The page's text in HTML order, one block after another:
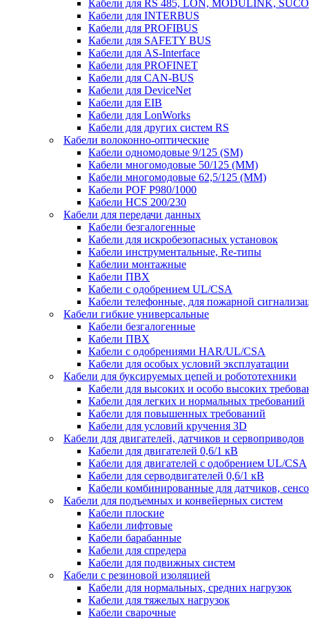
Кабели для RS 485, LON, MODULINK,
Кабели для INTERBUS
Кабели для PROFIBUS
Кабели для SAFETY BUS
Кабели для AS-Interface
Кабели для PROFINET
Кабели для CAN-BUS
Кабели для DeviceNet
Кабели для EIB
Кабели для LonWorks
Кабели для других систем RS
Кабели волоконно-оптические
Кабели одномодовые 9/125 (SM)
Кабели многомодовые 50/125 (ММ)
Кабели многомодовые 62,5/125 (ММ)
Кабели POF P980/1000
Кабели HCS 200/230
Кабели для передачи данных
Кабели безгалогенные
Кабели для искробезопасных установок
Кабели инструментальные, Re-типы
Кабелии монтажные
Кабели ПВХ
Кабели с одобрением UL/CSA
Кабели телефонные, для пожарной
Кабели гибкие универсальные
Кабели безгалогенные
Кабели ПВХ
Кабели с одобрениями HAR/UL/CSA
Кабели для особых условий эксплуатации
Кабели для буксируемых цепей и робототехники
Кабели для высоких и особо высоких
Кабели для легких и нормальных требований
Кабели для повышенных требований
Кабели для условий кручения 3D
Кабели для двигателей, датчиков и сервоприводов
Кабели для двигателей 0,6/1 кВ
Кабели для двигателей с одобрением UL/CSA
Кабели для серводвигателей 0,6/1 кВ
Кабели комбинированные для датчиков,
Кабели для подъемных и конвейерных систем
Кабели плоские
Кабели лифтовые
Кабели барабанные
Кабели для спредера
Кабели для подвижных систем
Кабели с резиновой изоляцией
Кабели для нормальных, средних нагрузок
Кабели для тяжелых нагрузок
Кабели сварочные